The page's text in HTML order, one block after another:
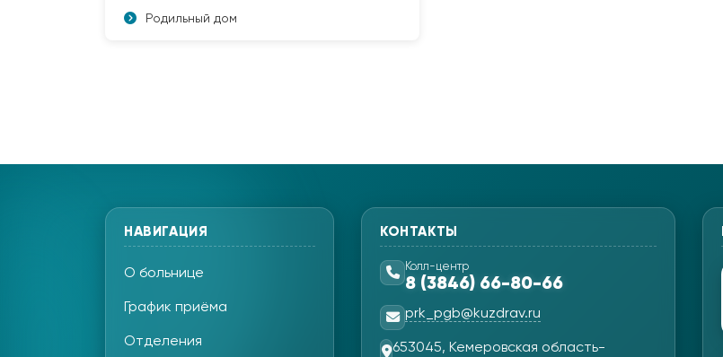
Родильный дом
НАВИГАЦИЯ
О больнице
График приёма
Отделения
КОНТАКТЫ
Колл-центр
8 (3846) 66-80-66
prk_pgb@kuzdrav.ru
653045, Кемеровская область-